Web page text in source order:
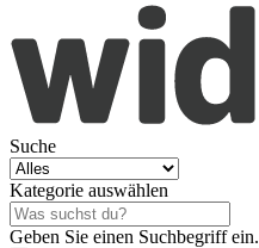
Suche
Kategorie auswählen
Geben Sie einen Suchbegriff ein.